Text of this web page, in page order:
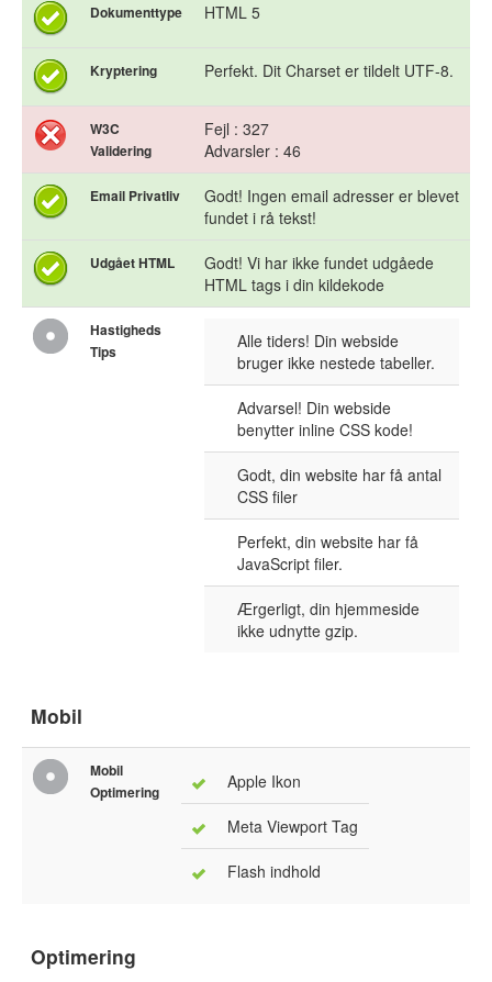
Dokumenttype HTML 5
Kryptering Perfekt. Dit Charset er tildelt UTF-8.
W3C
Validering
Fejl : 327
Advarsler : 46
Email Privatliv
Godt! Ingen email adresser er blevet
fundet i rå tekst!
Udgået HTML
Godt! Vi har ikke fundet udgåede
HTML tags i din kildekode
Hastigheds
Tips
Alle tiders! Din webside
bruger ikke nestede tabeller.
Advarsel! Din webside
benytter inline CSS kode!
Godt, din website har få antal
CSS filer
Perfekt, din website har få
JavaScript filer.
Ærgerligt, din hjemmeside
ikke udnytte gzip.
Mobil
Mobil
Optimering
Apple Ikon
Meta Viewport Tag
Flash indhold
Optimering